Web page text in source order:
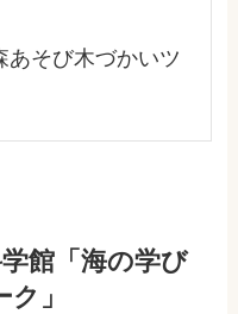
あそび木づかいツ
館「海の学び
」